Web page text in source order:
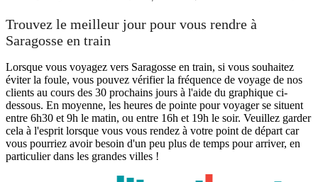
Trouvez le meilleur jour pour vous rendre à
Saragosse en train
Lorsque vous voyagez vers Saragosse en train, si vous souhaitez
éviter la foule, vous pouvez vérifier la fréquence de voyage de nos
clients au cours des 30 prochains jours à l'aide du graphique ci-
dessous. En moyenne, les heures de pointe pour voyager se situent
entre 6h30 et 9h le matin, ou entre 16h et 19h le soir. Veuillez garder
cela à l'esprit lorsque vous vous rendez à votre point de départ car
vous pourriez avoir besoin d'un peu plus de temps pour arriver, en
particulier dans les grandes villes !